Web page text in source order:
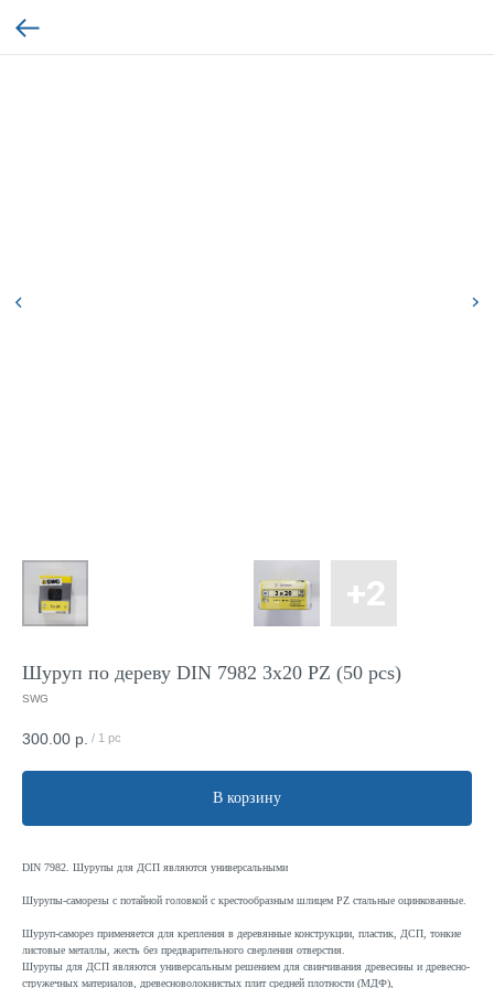
Шуруп по дереву DIN 7982 3x20 PZ (50 pcs)
SWG
300.00 р. / 1 pc
В корзину
DIN 7982. Шурупы для ДСП являются универсальными
Шурупы-саморезы с потайной головкой с крестообразным шлицем PZ стальные оцинкованные.
Шуруп-саморез применяется для крепления в деревянные конструкции, пластик, ДСП, тонкие
листовые металлы, жесть без предварительного сверления отверстия.
Шурупы для ДСП являются универсальным решением для свинчивания древесины и древесно-
стружечных материалов, древесноволокнистых плит средней плотности (МДФ),